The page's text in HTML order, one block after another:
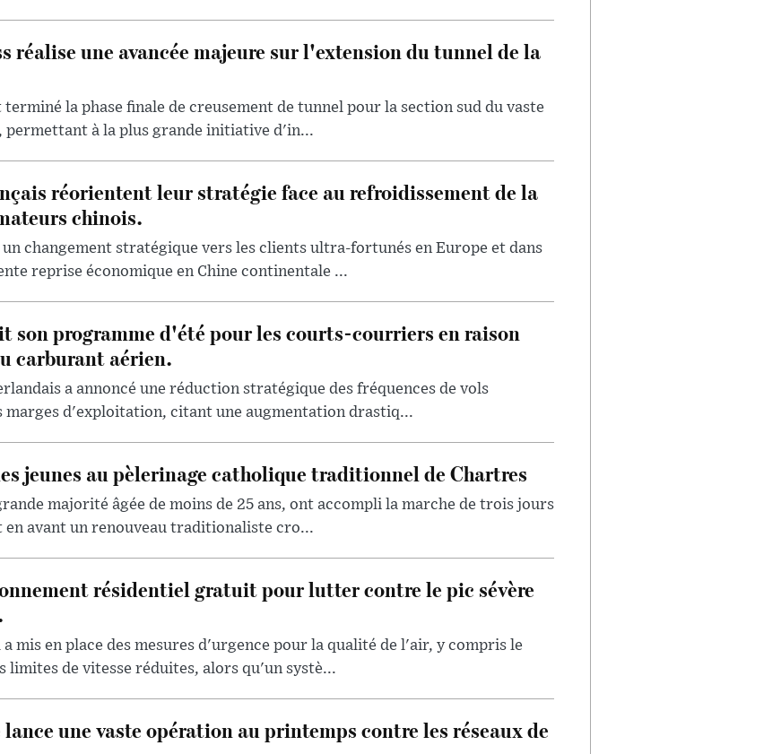
réalise une avancée majeure sur l'extension du tunnel de la
la phase finale de creusement de tunnel pour la section sud du vaste
à la plus grande initiative d'in...
réorientent leur stratégie face au refroidissement de la
chinois.
changement stratégique vers les clients ultra-fortunés en Europe et dans
reprise économique en Chine continentale ...
programme d'été pour les courts-courriers en raison
carburant aérien.
a annoncé une réduction stratégique des fréquences de vols
d'exploitation, citant une augmentation drastiq...
jeunes au pèlerinage catholique traditionnel de Chartres
majorité âgée de moins de 25 ans, ont accompli la marche de trois jours
en avant un renouveau traditionaliste cro...
résidentiel gratuit pour lutter contre le pic sévère
mis en place des mesures d'urgence pour la qualité de l'air, y compris le
de vitesse réduites, alors qu'un systè...
une vaste opération au printemps contre les réseaux de